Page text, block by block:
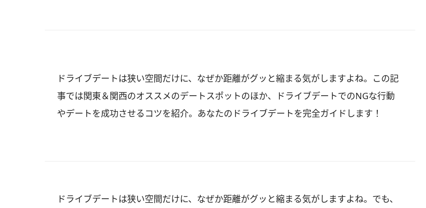
ドライブデートは狭い空間だけに、なぜか距離がグッと縮まる気がしますよね。この記
事では関東＆関西のオススメのデートスポットのほか、ドライブデートでのNGな行動
やデートを成功させるコツを紹介。あなたのドライブデートを完全ガイドします！
ドライブデートは狭い空間だけに、なぜか距離がグッと縮まる気がしますよね。でも、